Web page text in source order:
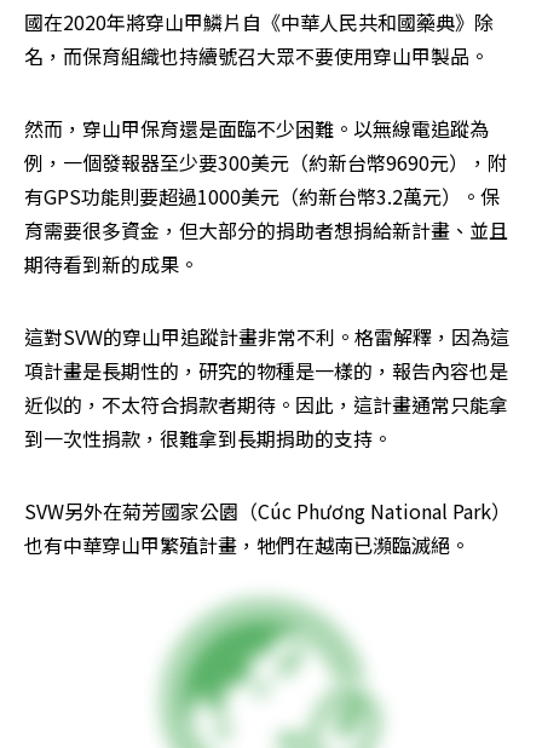
國在2020年將穿山甲鱗片自《中華人民共和國藥典》除
名，而保育組織也持續號召大眾不要使用穿山甲製品。
然而，穿山甲保育還是面臨不少困難。以無線電追蹤為
例，一個發報器至少要300美元（約新台幣9690元），附
有GPS功能則要超過1000美元（約新台幣3.2萬元）。保
育需要很多資金，但大部分的捐助者想捐給新計畫、並且
期待看到新的成果。
這對SVW的穿山甲追蹤計畫非常不利。格雷解釋，因為這
項計畫是長期性的，研究的物種是一樣的，報告內容也是
近似的，不太符合捐款者期待。因此，這計畫通常只能拿
到一次性捐款，很難拿到長期捐助的支持。
SVW另外在菊芳國家公園（Cúc Phương National Park）
也有中華穿山甲繁殖計畫，牠們在越南已瀕臨滅絕。